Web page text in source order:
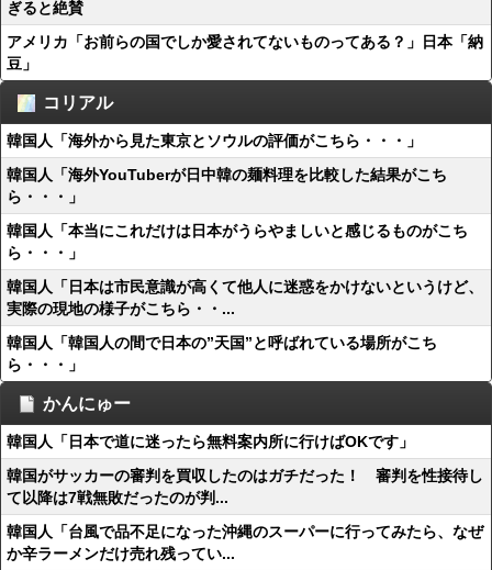
ぎると絶賛
アメリカ「お前らの国でしか愛されてないものってある？」日本「納
豆」
コリアル
韓国人「海外から見た東京とソウルの評価がこちら・・・」
韓国人「海外YouTuberが日中韓の麺料理を比較した結果がこち
ら・・・」
韓国人「本当にこれだけは日本がうらやましいと感じるものがこち
ら・・・」
韓国人「日本は市民意識が高くて他人に迷惑をかけないというけど、
実際の現地の様子がこちら・・...
韓国人「韓国人の間で日本の”天国”と呼ばれている場所がこち
ら・・・」
かんにゅー
韓国人「日本で道に迷ったら無料案内所に行けばOKです」
韓国がサッカーの審判を買収したのはガチだった！ 審判を性接待し
て以降は7戦無敗だったのが判...
韓国人「台風で品不足になった沖縄のスーパーに行ってみたら、なぜ
か辛ラーメンだけ売れ残ってい...